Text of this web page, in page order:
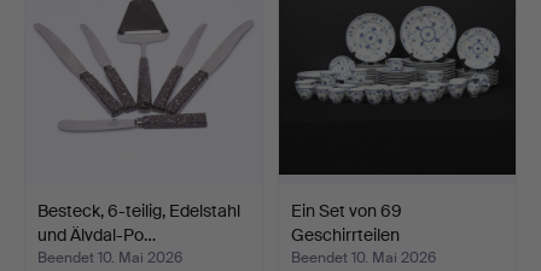
Besteck, 6-teilig, Edelstahl
und Älvdal-Po…
Beendet 10. Mai 2026
Ein Set von 69
Geschirrteilen
„Musselmalet…
Beendet 10. Mai 2026